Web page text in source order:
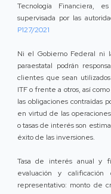
Tecnología Financiera,
supervisada por las
P127/2021
Ni el Gobierno Federal ni
paraestatal podrán
clientes que sean
ITF o frente a otros, así
las obligaciones contraídas
en virtud de las
o tasas de interés son
éxito de las inversiones.
Tasa de interés anual y
evaluación y
representativo: monto de